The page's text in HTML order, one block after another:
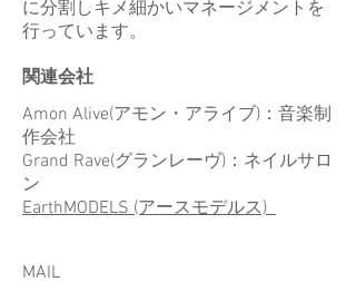
に分割しキメ細かいマネージメントを
行っています。
関連会社
Amon Alive(アモン・アライブ)：音楽制
作会社
Grand Rave(グランレーヴ)：ネイルサロ
ン
EarthMODELS (アースモデルス)
MAIL